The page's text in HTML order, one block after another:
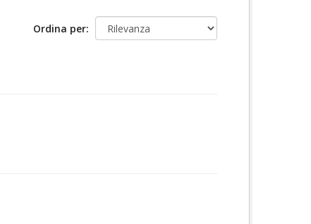
Ordina per